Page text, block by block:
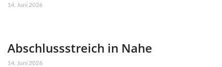
14. Juni 2026
Abschlussstreich in Nahe
14. Juni 2026